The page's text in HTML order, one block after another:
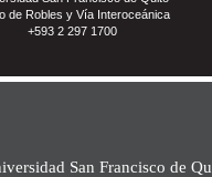
de Robles y Vía Interoceánica
+593 2 297 1700
San Francisco de